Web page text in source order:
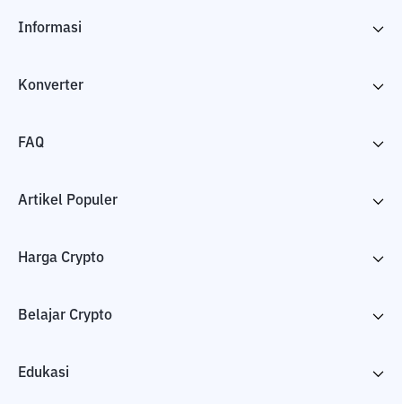
Informasi
Konverter
FAQ
Artikel Populer
Harga Crypto
Belajar Crypto
Edukasi